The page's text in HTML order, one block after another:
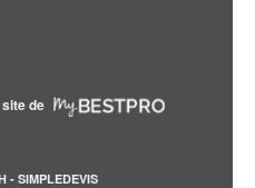
de
- SIMPLEDEVIS